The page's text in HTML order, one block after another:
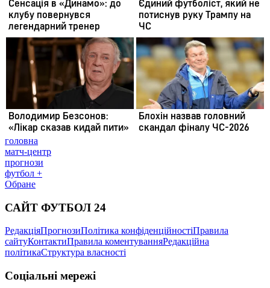
головна
матч-центр
прогнози
футбол +
Обране
САЙТ ФУТБОЛ 24
РедакціяПрогнозиПолітика конфіденційностіПравила
сайтуКонтактиПравила коментуванняРедакційна
політикаСтруктура власності
Соціальні мережі